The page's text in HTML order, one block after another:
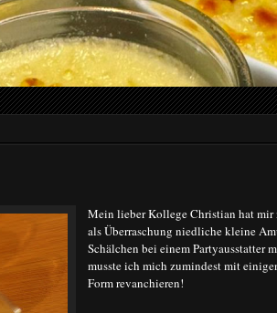
Mein lieber Kollege Christian hat mir
als Überraschung niedliche kleine
Schälchen bei einem Partyausstatter
musste ich mich zumindest mit
Form revanchieren!